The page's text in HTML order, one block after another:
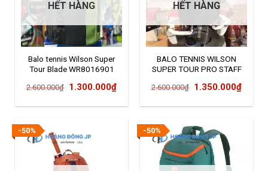
HẾT HÀNG
Balo tennis Wilson Super
Tour Blade WR8016901
2.600.000₫ Giá
1.300.000₫Giá
1.300.000₫.
HẾT HÀNG
BALO TENNIS WILSON
SUPER TOUR PRO STAFF
2.600.000₫ Giá
2.600.000₫.
1.350.000₫Giá
-50% -50%